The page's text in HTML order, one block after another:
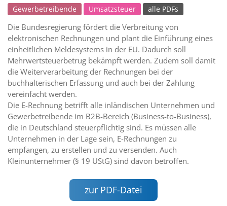
Gewerbetreibende Umsatzsteuer alle PDFs
Die Bundesregierung fördert die Verbreitung von
elektronischen Rechnungen und plant die Einführung eines
einheitlichen Meldesystems in der EU. Dadurch soll
Mehrwertsteuerbetrug bekämpft werden. Zudem soll damit
die Weiterverarbeitung der Rechnungen bei der
buchhalterischen Erfassung und auch bei der Zahlung
vereinfacht werden.
Die E-Rechnung betrifft alle inländischen Unternehmen und
Gewerbetreibende im B2B-Bereich (Business-to-Business),
die in Deutschland steuerpflichtig sind. Es müssen alle
Unternehmen in der Lage sein, E-Rechnungen zu
empfangen, zu erstellen und zu versenden. Auch
Kleinunternehmer (§ 19 UStG) sind davon betroffen.
zur PDF-Datei